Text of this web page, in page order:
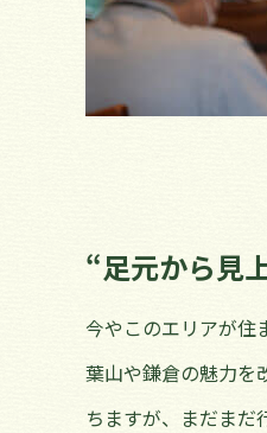
“足元から見
今やこのエリアが住
葉山や鎌倉の魅力を
ちますが、まだまだ